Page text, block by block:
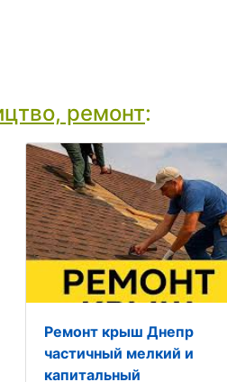
ремонт:
Ремонт крыш Днепр
частичный мелкий и
капитальный